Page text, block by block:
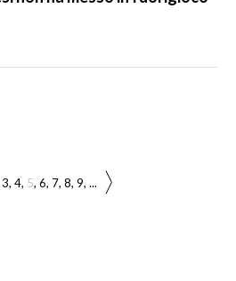
3 4 5 6 7 8 9 ...